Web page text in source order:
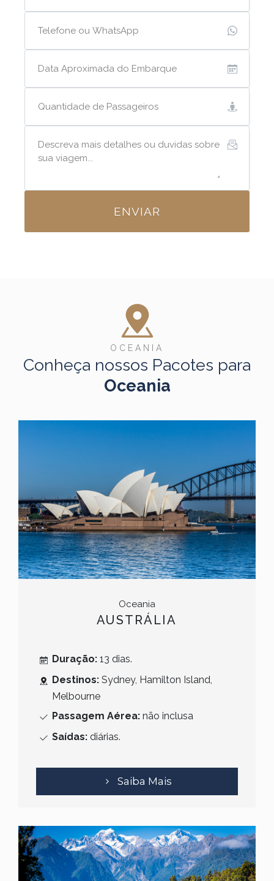
ENVIAR
OCEANIA
Conheça nossos Pacotes para
Oceania
Oceania
AUSTRÁLIA
Duração:13 dias.
Destinos: Sydney, Hamilton Island,
Melbourne
Passagem Aérea:não inclusa
Saídas:diárias.
Saiba Mais